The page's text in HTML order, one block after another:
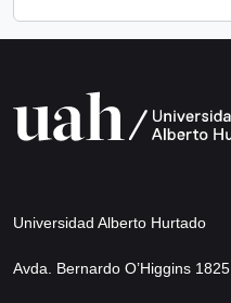
Universidad Alberto Hurtado
Avda. Bernardo O’Higgins 1825